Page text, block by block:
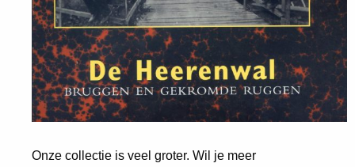
Onze collectie is veel groter. Wil je meer